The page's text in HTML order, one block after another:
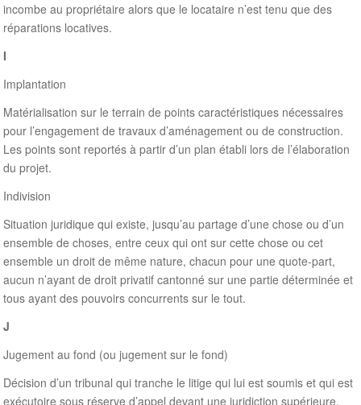
incombe au propriétaire alors que le locataire n’est tenu que des
réparations locatives.
I
Implantation
Matérialisation sur le terrain de points caractéristiques nécessaires
pour l’engagement de travaux d’aménagement ou de construction.
Les points sont reportés à partir d’un plan établi lors de l’élaboration
du projet.
Indivision
Situation juridique qui existe, jusqu’au partage d’une chose ou d’un
ensemble de choses, entre ceux qui ont sur cette chose ou cet
ensemble un droit de même nature, chacun pour une quote-part,
aucun n’ayant de droit privatif cantonné sur une partie déterminée et
tous ayant des pouvoirs concurrents sur le tout.
J
Jugement au fond (ou jugement sur le fond)
Décision d’un tribunal qui tranche le litige qui lui est soumis et qui est
exécutoire sous réserve d’appel devant une juridiction supérieure.